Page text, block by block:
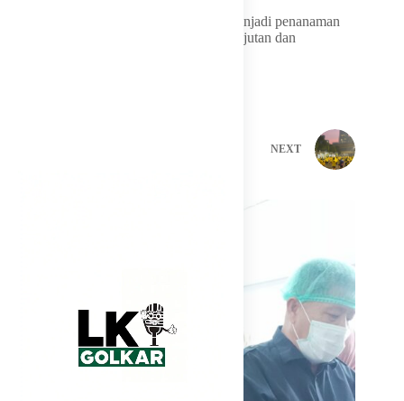
Setiap partisipasi peserta dikonversikan menjadi penanaman
pohon sebagai upaya mendukung keberlanjutan dan
NEXT